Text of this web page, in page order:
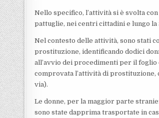
Nello specifico, l’attività si è svolta
pattuglie, nei centri cittadini e lungo la
Nel contesto delle attività, sono stati
prostituzione, identificando dodici
all’avvio dei procedimenti per il
comprovata l’attività di prostituzione,
via).
Le donne, per la maggior parte
sono state dapprima trasportate in